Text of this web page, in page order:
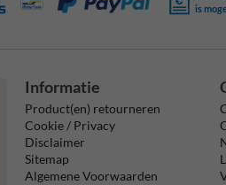
is
Informatie
Product(en) retourneren
Cookie / Privacy
Disclaimer
Sitemap
Algemene Voorwaarden